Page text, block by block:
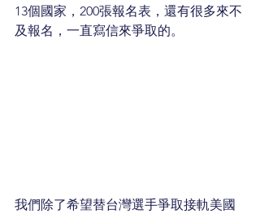
13個國家，200張報名表，還有很多來不
及報名，一直寫信來爭取的。
我們除了希望替台灣選手爭取接軌美國